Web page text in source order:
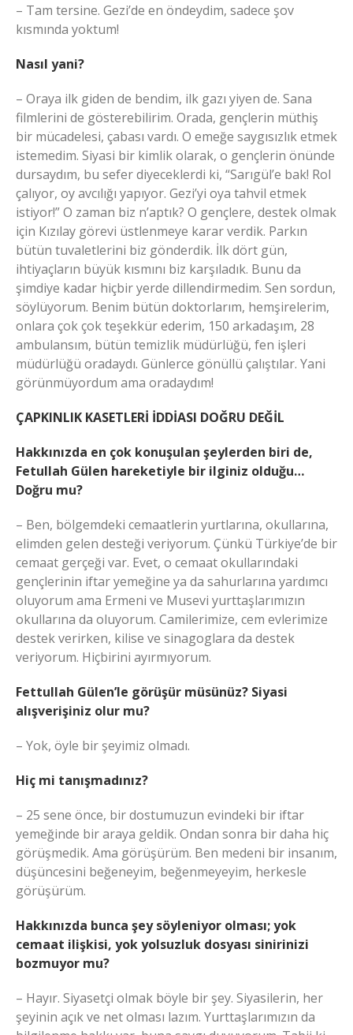
– Tam tersine. Gezi’de en öndeydim, sadece şov
kısmında yoktum!
Nasıl yani?
– Oraya ilk giden de bendim, ilk gazı yiyen de. Sana
filmlerini de gösterebilirim. Orada, gençlerin müthiş
bir mücadelesi, çabası vardı. O emeğe saygısızlık etmek
istemedim. Siyasi bir kimlik olarak, o gençlerin önünde
dursaydım, bu sefer diyeceklerdi ki, “Sarıgül’e bak! Rol
çalıyor, oy avcılığı yapıyor. Gezi’yi oya tahvil etmek
istiyor!” O zaman biz n’aptık? O gençlere, destek olmak
için Kızılay görevi üstlenmeye karar verdik. Parkın
bütün tuvaletlerini biz gönderdik. İlk dört gün,
ihtiyaçların büyük kısmını biz karşıladık. Bunu da
şimdiye kadar hiçbir yerde dillendirmedim. Sen sordun,
söylüyorum. Benim bütün doktorlarım, hemşirelerim,
onlara çok çok teşekkür ederim, 150 arkadaşım, 28
ambulansım, bütün temizlik müdürlüğü, fen işleri
müdürlüğü oradaydı. Günlerce gönüllü çalıştılar. Yani
görünmüyordum ama oradaydım!
ÇAPKINLIK KASETLERİ İDDİASI DOĞRU DEĞİL
Hakkınızda en çok konuşulan şeylerden biri de,
Fetullah Gülen hareketiyle bir ilginiz olduğu…
Doğru mu?
– Ben, bölgemdeki cemaatlerin yurtlarına, okullarına,
elimden gelen desteği veriyorum. Çünkü Türkiye’de bir
cemaat gerçeği var. Evet, o cemaat okullarındaki
gençlerinin iftar yemeğine ya da sahurlarına yardımcı
oluyorum ama Ermeni ve Musevi yurttaşlarımızın
okullarına da oluyorum. Camilerimize, cem evlerimize
destek verirken, kilise ve sinagoglara da destek
veriyorum. Hiçbirini ayırmıyorum.
Fettullah Gülen’le görüşür müsünüz? Siyasi
alışverişiniz olur mu?
– Yok, öyle bir şeyimiz olmadı.
Hiç mi tanışmadınız?
– 25 sene önce, bir dostumuzun evindeki bir iftar
yemeğinde bir araya geldik. Ondan sonra bir daha hiç
görüşmedik. Ama görüşürüm. Ben medeni bir insanım,
düşüncesini beğeneyim, beğenmeyeyim, herkesle
görüşürüm.
Hakkınızda bunca şey söyleniyor olması; yok
cemaat ilişkisi, yok yolsuzluk dosyası sinirinizi
bozmuyor mu?
– Hayır. Siyasetçi olmak böyle bir şey. Siyasilerin, her
şeyinin açık ve net olması lazım. Yurttaşlarımızın da